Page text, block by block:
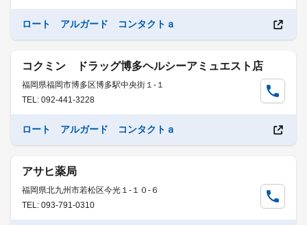
ロート アルガード コンタクトａ
コクミン ドラッグ博多ヘルシーアミュエスト店
福岡県福岡市博多区博多駅中央街１-１
TEL: 092-441-3228
ロート アルガード コンタクトａ
アサヒ薬局
福岡県北九州市若松区今光１-１０-６
TEL: 093-791-0310